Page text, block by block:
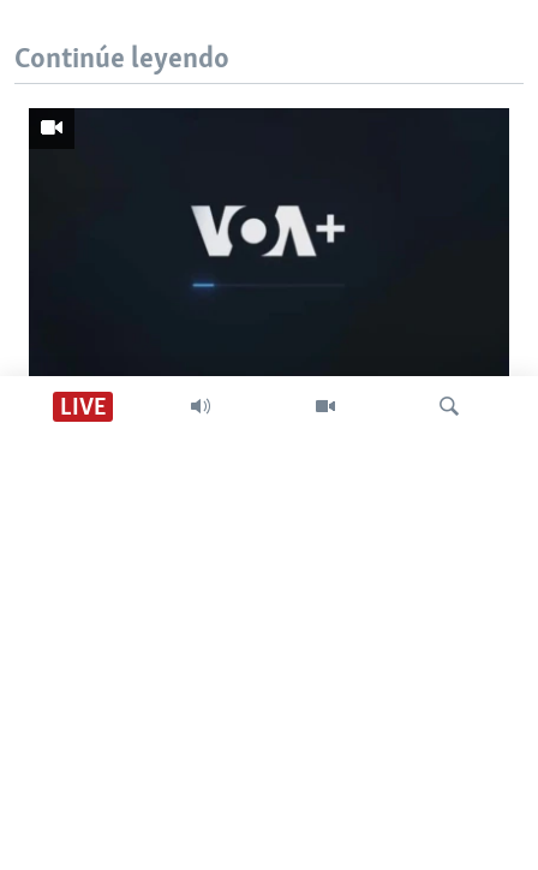
LIVE
Continúe leyendo
Descarga VOA +